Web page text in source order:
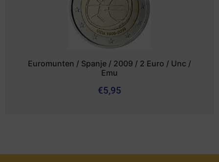
Euromunten / Spanje / 2009 / 2 Euro / Unc /
Emu
€5,95